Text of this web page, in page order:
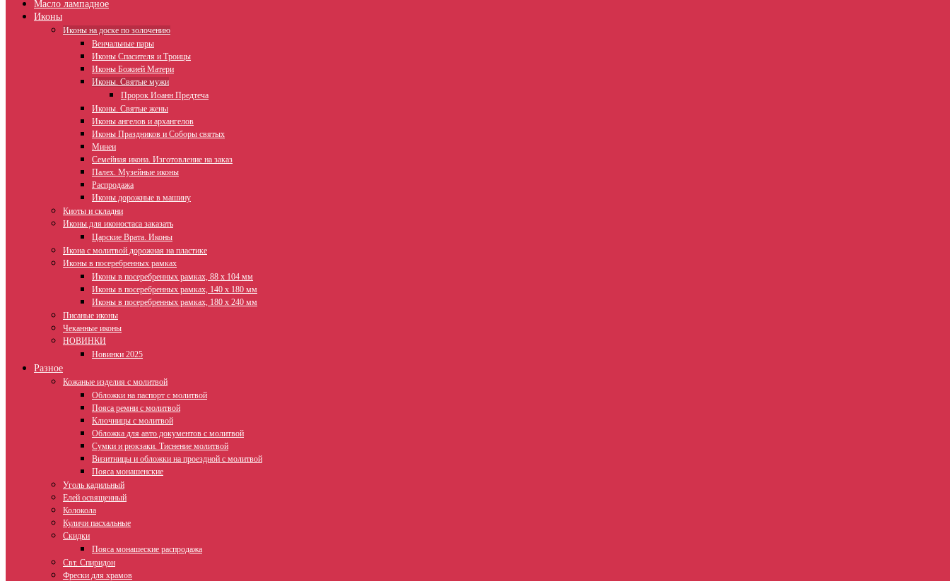
Масло лампадное
Иконы
Иконы на доске по золочению
Венчальные пары
Иконы Спасителя и Троицы
Иконы Божией Матери
Иконы. Святые мужи
Пророк Иоанн Предтеча
Иконы. Святые жены
Иконы ангелов и архангелов
Иконы Праздников и Соборы святых
Минеи
Семейная икона. Изготовление на заказ
Палех. Музейные иконы
Распродажа
Иконы дорожные в машину
Киоты и складни
Иконы для иконостаса заказать
Царские Врата. Иконы
Икона с молитвой дорожная на пластике
Иконы в посеребренных рамках
Иконы в посеребренных рамках, 88 х 104 мм
Иконы в посеребренных рамках, 140 х 180 мм
Иконы в посеребренных рамках, 180 х 240 мм
Писаные иконы
Чеканные иконы
НОВИНКИ
Новинки 2025
Разное
Кожаные изделия с молитвой
Обложки на паспорт с молитвой
Пояса ремни с молитвой
Ключницы с молитвой
Обложка для авто документов с молитвой
Сумки и рюкзаки. Тиснение молитвой
Визитницы и обложки на проездной с молитвой
Пояса монашенские
Уголь кадильный
Елей освященный
Колокола
Куличи пасхальные
Скидки
Пояса монашеские распродажа
Свт. Спиридон
Фрески для храмов